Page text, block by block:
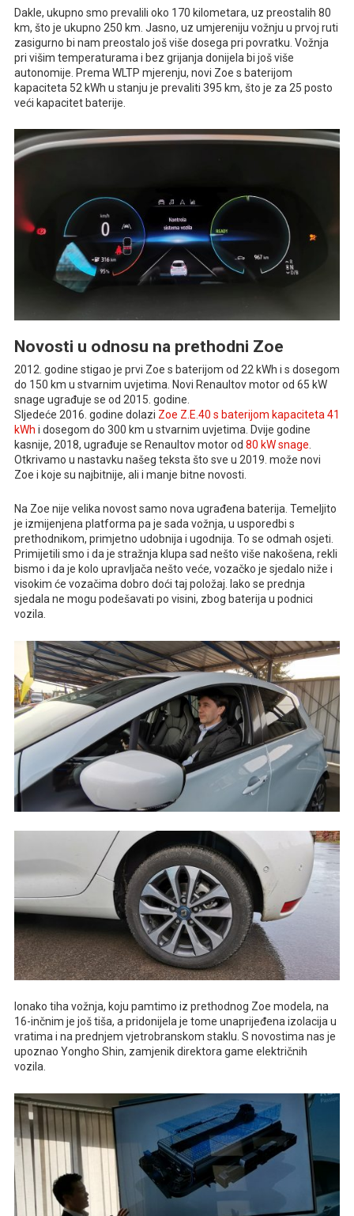
Dakle, ukupno smo prevalili oko 170 kilometara, uz preostalih 80
km, što je ukupno 250 km. Jasno, uz umjereniju vožnju u prvoj ruti
zasigurno bi nam preostalo još više dosega pri povratku. Vožnja
pri višim temperaturama i bez grijanja donijela bi još više
autonomije. Prema WLTP mjerenju, novi Zoe s baterijom
kapaciteta 52 kWh u stanju je prevaliti 395 km, što je za 25 posto
veći kapacitet baterije.
Novosti u odnosu na prethodni Zoe
2012. godine stigao je prvi Zoe s baterijom od 22 kWh i s dosegom
do 150 km u stvarnim uvjetima. Novi Renaultov motor od 65 kW
snage ugrađuje se od 2015. godine.
Sljedeće 2016. godine dolazi Zoe Z.E.40 s baterijom kapaciteta 41
kWh i dosegom do 300 km u stvarnim uvjetima. Dvije godine
kasnije, 2018, ugrađuje se Renaultov motor od 80 kW snage.
Otkrivamo u nastavku našeg teksta što sve u 2019. može novi
Zoe i koje su najbitnije, ali i manje bitne novosti.
Na Zoe nije velika novost samo nova ugrađena baterija. Temeljito
je izmijenjena platforma pa je sada vožnja, u usporedbi s
prethodnikom, primjetno udobnija i ugodnija. To se odmah osjeti.
Primijetili smo i da je stražnja klupa sad nešto više nakošena, rekli
bismo i da je kolo upravljača nešto veće, vozačko je sjedalo niže i
visokim će vozačima dobro doći taj položaj. Iako se prednja
sjedala ne mogu podešavati po visini, zbog baterija u podnici
vozila.
Ionako tiha vožnja, koju pamtimo iz prethodnog Zoe modela, na
16-inčnim je još tiša, a pridonijela je tome unaprijeđena izolacija u
vratima i na prednjem vjetrobranskom staklu. S novostima nas je
upoznao Yongho Shin, zamjenik direktora game električnih
vozila.